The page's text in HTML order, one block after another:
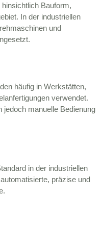
Bauform,
In der industriellen
und
häufig in Werkstätten,
verwendet.
jedoch manuelle Bedienung
in der industriellen
präzise und